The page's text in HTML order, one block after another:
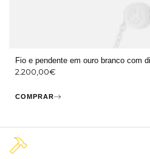
Fio e pendente em ouro branco com
2.200,00€
COMPRAR